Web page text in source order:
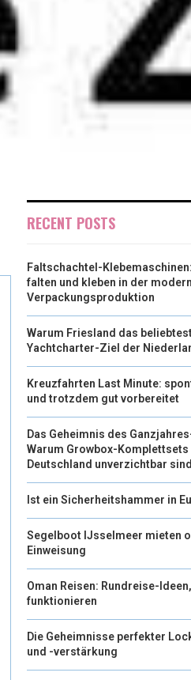
RECENT POSTS
Faltschachtel-
falten und kleben in der
Verpackungsproduktion
Warum Friesland das
Yachtcharter-Ziel der
Kreuzfahrten Last Minute:
und trotzdem gut vorbereitet
Das Geheimnis des
Warum Growbox-Komplettsets
Deutschland unverzichtbar sind
Ist ein Sicherheitshammer in
Segelboot IJsselmeer mieten
Einweisung
Oman Reisen: Rundreise-
funktionieren
Die Geheimnisse perfekter
und -verstärkung